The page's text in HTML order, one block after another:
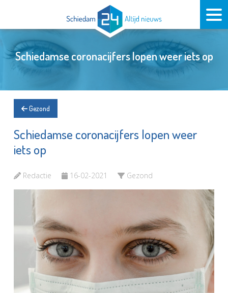
Schiedamse coronacijfers lopen weer iets op
Gezond
Schiedamse coronacijfers lopen weer
iets op
Redactie 16-02-2021 Gezond